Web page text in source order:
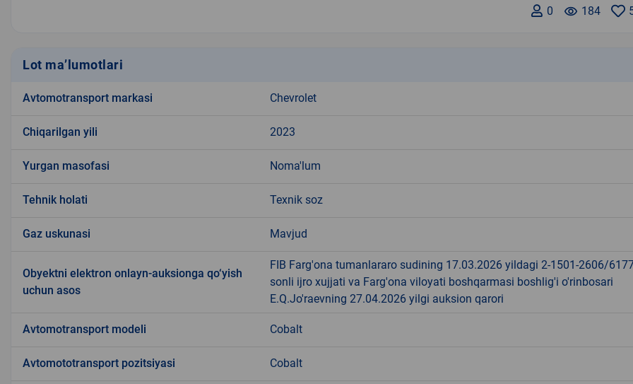
remove_red_eye 184
0
Lot ma’lumotlari
Avtomotransport markasi Chevrolet
Chiqarilgan yili 2023
Yurgan masofasi Noma'lum
Tehnik holati Texnik soz
Gaz uskunasi Mavjud
Obyektni elektron onlayn-auksionga qo‘yish
uchun asos
FIB Farg'ona tumanlararo sudining 17.03.2026 yildagi 2-1501-2606/
sonli ijro xujjati va Farg'ona viloyati boshqarmasi boshlig'i o'rinbosari
E.Q.Jo'raevning 27.04.2026 yilgi auksion qarori
Avtomotransport modeli Cobalt
Avtomototransport pozitsiyasi Cobalt